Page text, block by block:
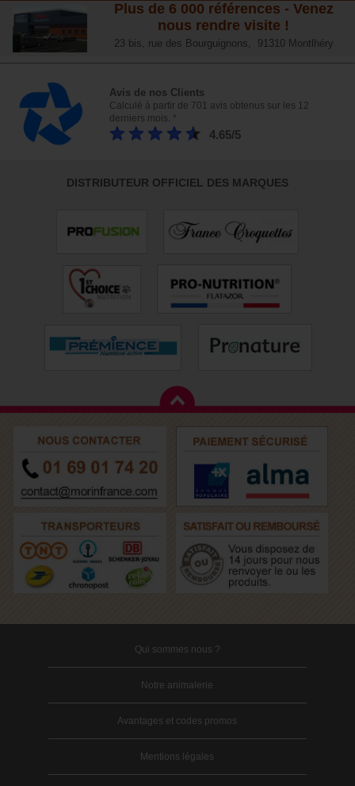
Plus de 6 000 références - Venez
nous rendre visite !
23 bis, rue des Bourguignons, 91310 Montlhéry
Avis de nos Clients
Calculé à partir de 701 avis obtenus sur les 12
derniers mois. *
4.65/5
DISTRIBUTEUR OFFICIEL DES MARQUES
Qui sommes nous ?
Notre animalerie
Avantages et codes promos
Mentions légales